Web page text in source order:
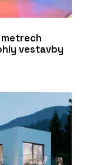
vestavby